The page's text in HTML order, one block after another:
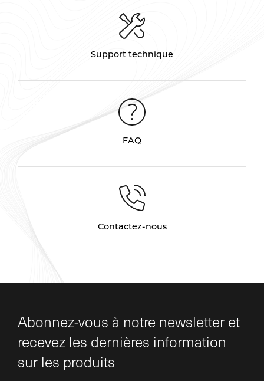
Support technique
FAQ
Contactez-nous
Abonnez-vous à notre newsletter et
recevez les dernières information
sur les produits